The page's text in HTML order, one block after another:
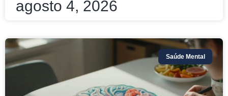
agosto 4, 2026
Saúde Mental